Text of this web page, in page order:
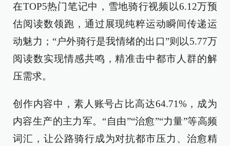
在TOP5热门笔记中，雪地骑行视频以6.12万预
估阅读数领跑，通过展现纯粹运动瞬间传递运
动魅力；“户外骑行是我情绪的出口”则以5.77万
阅读数实现情感共鸣，精准击中都市人群的解
压需求。
创作内容中，素人账号占比高达64.71%，成为
内容生产的主力军。“自由”“治愈”“力量”等高频
词汇，让公路骑行成为对抗都市压力、治愈精